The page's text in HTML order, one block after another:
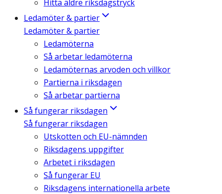
Hitta äldre riksdagstryck
Ledamöter & partier
Ledamöter & partier
Ledamöterna
Så arbetar ledamöterna
Ledamöternas arvoden och villkor
Partierna i riksdagen
Så arbetar partierna
Så fungerar riksdagen
Så fungerar riksdagen
Utskotten och EU-nämnden
Riksdagens uppgifter
Arbetet i riksdagen
Så fungerar EU
Riksdagens internationella arbete